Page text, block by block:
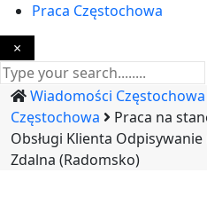
Praca Częstochowa
×
Wiadomości Częstochowa
Częstochowa
Praca na
Obsługi Klienta
Zdalna (Radomsko)